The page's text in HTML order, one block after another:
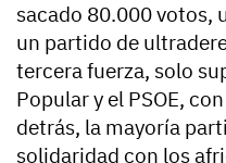
sacado 80.000 votos,
un partido de
tercera fuerza, solo
Popular y el PSOE,
detrás, la mayoría
solidaridad con los